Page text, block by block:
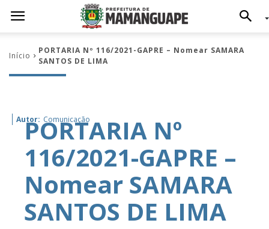
Início
PORTARIA Nº 116/2021-GAPRE – Nomear SAMARA
SANTOS DE LIMA
Autor: Comunicação
PORTARIA Nº
116/2021-GAPRE –
Nomear SAMARA
SANTOS DE LIMA